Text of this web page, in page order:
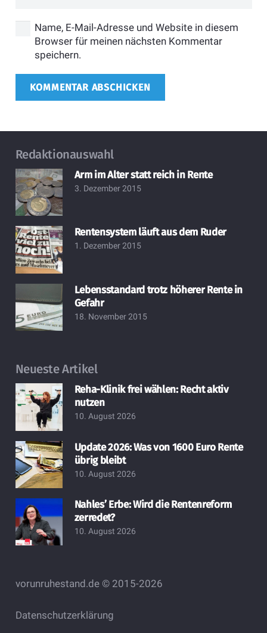
Name, E-Mail-Adresse und Website in diesem
Browser für meinen nächsten Kommentar
speichern.
KOMMENTAR ABSCHICKEN
Redaktionauswahl
Arm im Alter statt reich in Rente
3. Dezember 2015
Rentensystem läuft aus dem Ruder
1. Dezember 2015
Lebensstandard trotz höherer Rente in
Gefahr
18. November 2015
Neueste Artikel
Reha-Klinik frei wählen: Recht aktiv
nutzen
10. August 2026
Update 2026: Was von 1600 Euro Rente
übrig bleibt
10. August 2026
Nahles’ Erbe: Wird die Rentenreform
zerredet?
10. August 2026
vorunruhestand.de © 2015-2026
Datenschutzerklärung